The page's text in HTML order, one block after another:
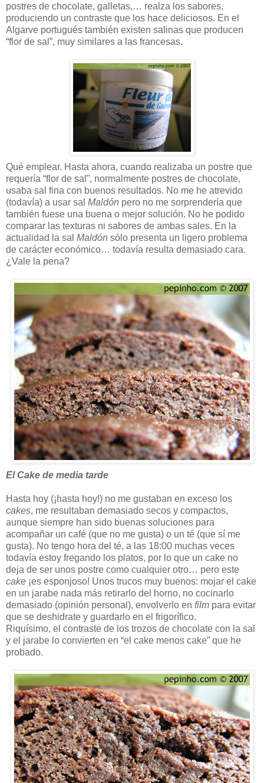
postres de chocolate, galletas,… realza los sabores,
produciendo un contraste que los hace deliciosos. En el
Algarve portugués también existen salinas que producen
“flor de sal”, muy similares a las francesas.
Qué emplear. Hasta ahora, cuando realizaba un postre que
requería “flor de sal”, normalmente postres de chocolate,
usaba sal fina con buenos resultados. No me he atrevido
(todavía) a usar sal Maldón pero no me sorprendería que
también fuese una buena o mejor solución. No he podido
comparar las texturas ni sabores de ambas sales. En la
actualidad la sal Maldón sólo presenta un ligero problema
de carácter económico… todavía resulta demasiado cara.
¿Vale la pena?
El Cake de media tarde
Hasta hoy (¡hasta hoy!) no me gustaban en exceso los
cakes, me resultaban demasiado secos y compactos,
aunque siempre han sido buenas soluciones para
acompañar un café (que no me gusta) o un té (que sí me
gusta). No tengo hora del té, a las 18:00 muchas veces
todavía estoy fregando los platos, por lo que un cake no
deja de ser unos postre como cualquier otro… pero este
cake ¡es esponjoso! Unos trucos muy buenos: mojar el cake
en un jarabe nada más retirarlo del horno, no cocinarlo
demasiado (opinión personal), envolverlo en film para evitar
que se deshidrate y guardarlo en el frigorífico.
Riquísimo, el contraste de los trozos de chocolate con la sal
y el jarabe lo convierten en “el cake menos cake” que he
probado.